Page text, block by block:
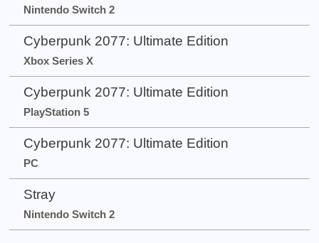
Nintendo Switch 2
Cyberpunk 2077: Ultimate Edition
Xbox Series X
Cyberpunk 2077: Ultimate Edition
PlayStation 5
Cyberpunk 2077: Ultimate Edition
PC
Stray
Nintendo Switch 2